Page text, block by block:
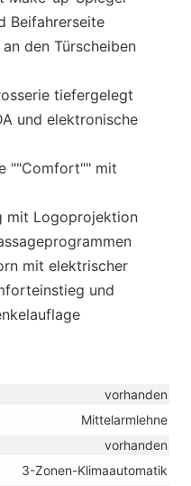
Beifahrerseite
den Türscheiben
tiefergelegt
und elektronische
""Comfort"" mit
mit Logoprojektion
mit elektrischer
und
vorhanden
Mittelarmlehne
vorhanden
3-Zonen-Klimaautomatik